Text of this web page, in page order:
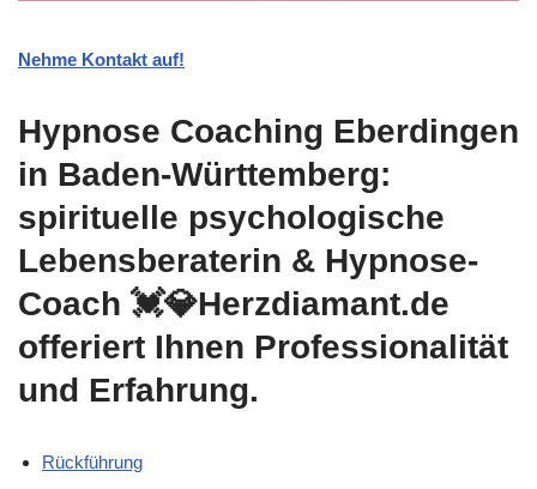
Nehme Kontakt auf!
Hypnose Coaching Eberdingen
in Baden-Württemberg:
spirituelle psychologische
Lebensberaterin & Hypnose-
Coach 💓️💎Herzdiamant.de
offeriert Ihnen Professionalität
und Erfahrung.
Rückführung